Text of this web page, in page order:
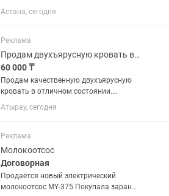
ребёнком. В комплекте: • люлька •
прогулочный блок • дождевик Коляска
исправно. Есть...
Астана, сегодня
Реклама
Продам двухъярусную кровать в отличном состоянии
60 000 ₸
Продам качественную двухъярусную
кровать в отличном состоянии.
Использовалась аккуратно, без сколов,
трещин и повреждений. Кровать
В комплекте 2 матраса. ✅ Внизу...
Атырау, сегодня
Реклама
Молокоотсос
Договорная
Продаётся новый электрический
молокоотсос MY-375 Покупала заранее